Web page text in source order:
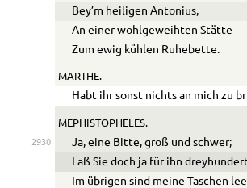
Bey’m heiligen Antonius,
An einer wohlgeweihten Stätte
Zum ewig kühlen Ruhebette.
MARTHE.
Habt ihr sonst nichts an mich zu
MEPHISTOPHELES.
2930
Ja, eine Bitte, groß und schwer;
Laß Sie doch ja für ihn
Im übrigen sind meine Taschen